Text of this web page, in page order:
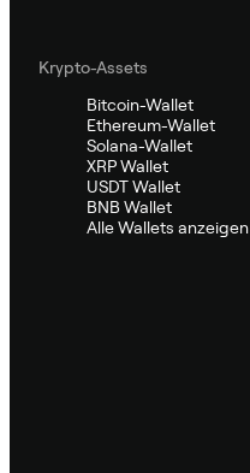
Krypto-Assets
Bitcoin-Wallet
Ethereum-Wallet
Solana-Wallet
XRP Wallet
USDT Wallet
BNB Wallet
Alle Wallets anzeigen